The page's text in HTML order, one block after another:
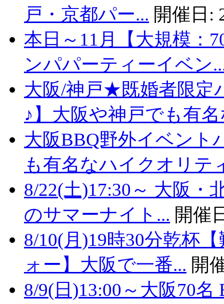
戸・京都パー... 開催日:
本日～11月【大規模：
ンパパーティーイベン
大阪/神戸★既婚者限定
♪】大阪や神戸でも有
大阪BBQ野外イベント
も有名なハイクオリテ
8/22(土)17:30～ 大阪
のサマーナイト... 開催
8/10(月)19時30分乾杯
ォー】大阪で一番... 開
8/9(日)13:00～大阪70